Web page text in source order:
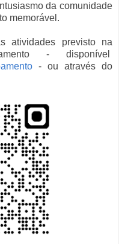
da comunidade
memorável.
atividades previsto na
- disponível
- ou através do